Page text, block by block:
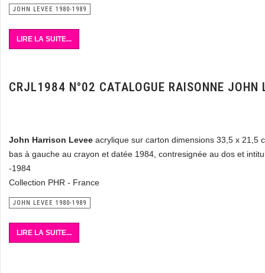
JOHN LEVEE 1980-1989
LIRE LA SUITE...
CRJL1984 N°02 CATALOGUE RAISONNE JOHN
John Harrison Levee acrylique sur carton dimensions 33,5 x 21,5
bas à gauche au crayon et datée 1984, contresignée au dos et
-1984
Collection PHR - France
JOHN LEVEE 1980-1989
LIRE LA SUITE...